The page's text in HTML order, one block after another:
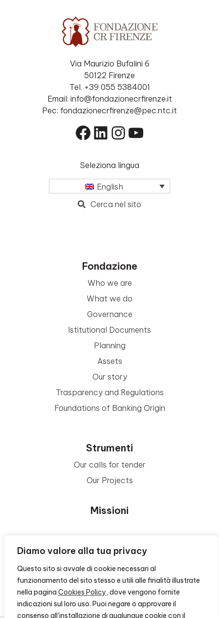
Diamo valore alla tua privacy
Questo sito si avvale di cookie necessari al
funzionamento del sito stesso e utili alle finalità illustrate
nella pagina Cookies Policy, dove vengono fornite
indicazioni sul loro uso. Puoi negare o approvare il
consenso all'installazione di qualunque cookie con il
Via Maurizio Bufalini 6
50122 Firenze
Tel. +39 055 5384001
Email: info@fondazionecrfirenze.it
Pec: fondazionecrfirenze@pec.ntc.it
Facebook
LinkedIn
Instagram
YouTube
Seleziona lingua
English
Cerca nel sito
Fondazione
Who we are
What we do
Governance
Istitutional Documents
Planning
Assets
Our story
Trasparency and Regulations
Foundations of Banking Origin
Strumenti
Our calls for tender
Our Projects
Missioni
Area Beneficiari
Privacy e Informative
Contacts